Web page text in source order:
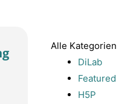
Alle Kategorien
DiLab
Featured
H5P